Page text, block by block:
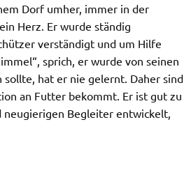
Dorf umher, immer in der
Herz. Er wurde ständig
verständigt und um Hilfe
sprich, er wurde von seinen
sollte, hat er nie gelernt. Daher sind
an Futter bekommt. Er ist gut zu
Begleiter entwickelt,